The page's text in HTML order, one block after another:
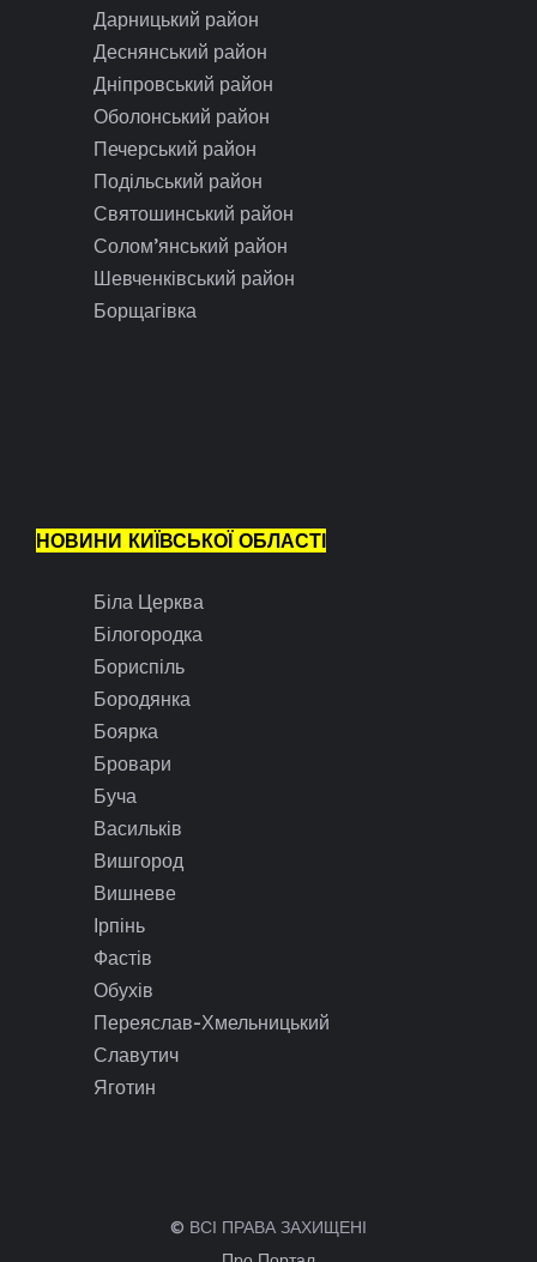
Дарницький район
Деснянський район
Дніпровський район
Оболонський район
Печерський район
Подільський район
Святошинський район
Солом’янський район
Шевченківський район
Борщагівка
НОВИНИ КИЇВСЬКОЇ ОБЛАСТІ
Біла Церква
Білогородка
Бориспіль
Бородянка
Боярка
Бровари
Буча
Васильків
Вишгород
Вишневе
Ірпінь
Фастів
Обухів
Переяслав-Хмельницький
Славутич
Яготин
© ВСІ ПРАВА ЗАХИЩЕНІ